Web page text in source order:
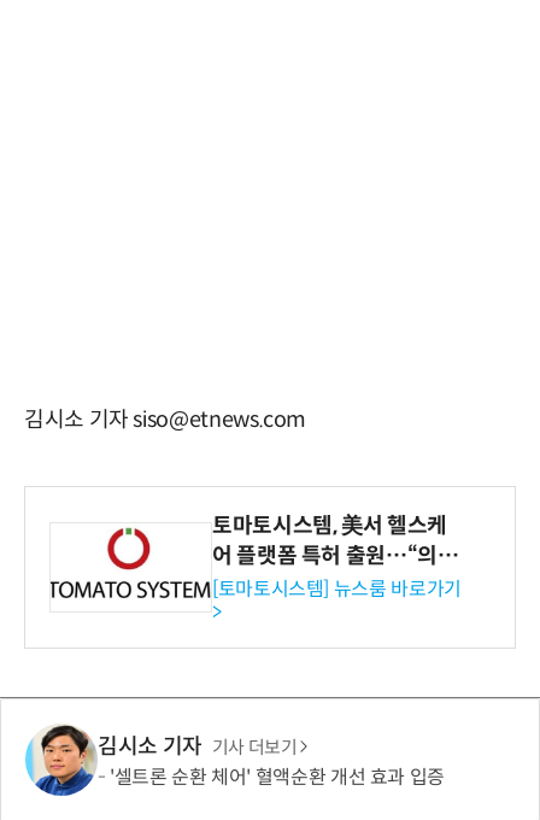
김시소 기자 siso@etnews.com
토마토시스템, 美서 헬스케
어 플랫폼 특허 출원…“의료
기관·보험사 공략”
[토마토시스템] 뉴스룸 바로가기
>
김시소 기자 기사 더보기
'셀트론 순환 체어' 혈액순환 개선 효과 입증